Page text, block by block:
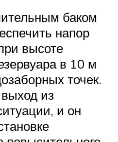
баком
напор
высоте
в 10 м
точек.
из
и он